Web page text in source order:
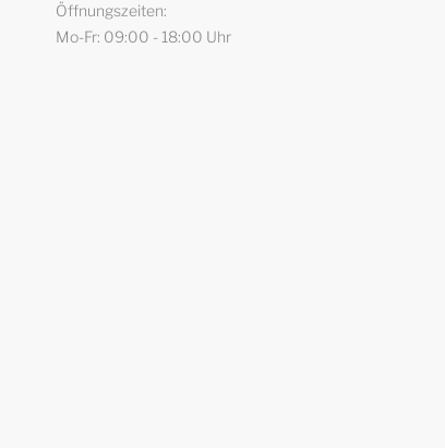
Öffnungszeiten
Mo-Fr: 09:00 - 18:00 Uhr